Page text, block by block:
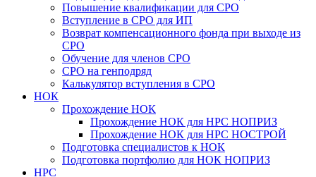
Повышение квалификации для СРО
Вступление в СРО для ИП
Возврат компенсационного фонда при выходе из
СРО
Обучение для членов СРО
СРО на генподряд
Калькулятор вступления в СРО
НОК
Прохождение НОК
Прохождение НОК для НРС НОПРИЗ
Прохождение НОК для НРС НОСТРОЙ
Подготовка специалистов к НОК
Подготовка портфолио для НОК НОПРИЗ
НРС